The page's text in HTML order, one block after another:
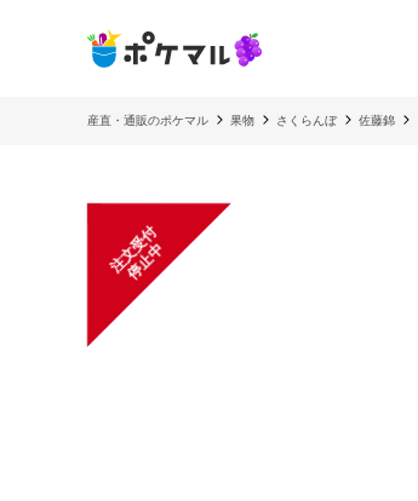
産直・通販のポケマル 果物 さくらんぼ 佐藤錦
注
文
受
付
停
止
中